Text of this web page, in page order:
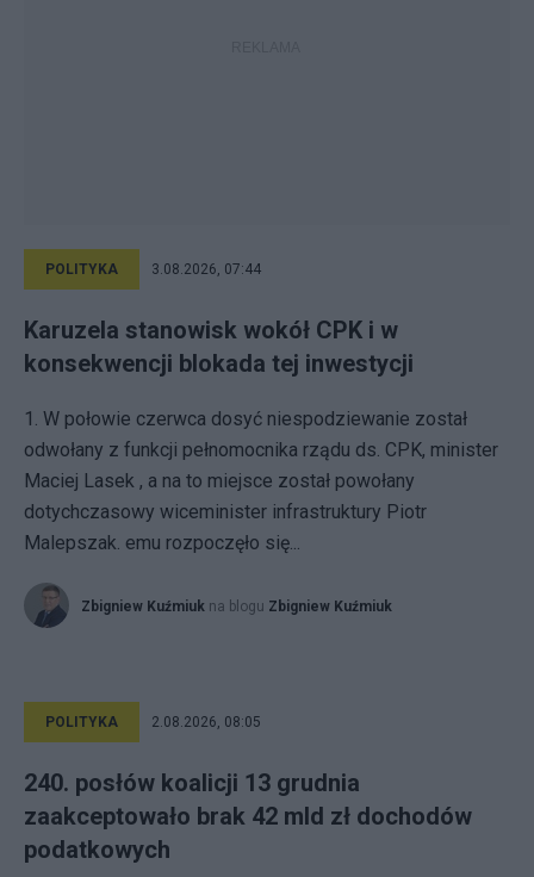
POLITYKA 3.08.2026, 07:44
Karuzela stanowisk wokół CPK i w
konsekwencji blokada tej inwestycji
1. W połowie czerwca dosyć niespodziewanie został
odwołany z funkcji pełnomocnika rządu ds. CPK, minister
Maciej Lasek , a na to miejsce został powołany
dotychczasowy wiceminister infrastruktury Piotr
Malepszak. emu rozpoczęło się...
Zbigniew Kuźmiuk na blogu Zbigniew Kuźmiuk
POLITYKA 2.08.2026, 08:05
240. posłów koalicji 13 grudnia
zaakceptowało brak 42 mld zł dochodów
podatkowych